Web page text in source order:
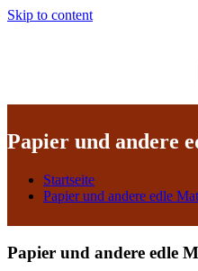
Skip to content
Papier und andere
Startseite
Papier und andere edle
Papier und andere edle